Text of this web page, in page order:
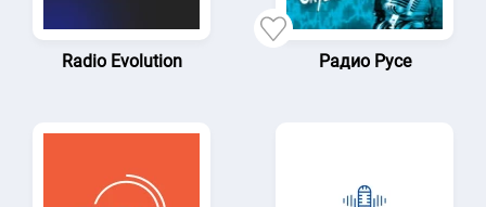
Radio Evolution Радио Русе